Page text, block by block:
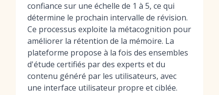
confiance sur une échelle de 1 à 5, ce qui
détermine le prochain intervalle de révision.
Ce processus exploite la métacognition pour
améliorer la rétention de la mémoire. La
plateforme propose à la fois des ensembles
d'étude certifiés par des experts et du
contenu généré par les utilisateurs, avec
une interface utilisateur propre et ciblée.